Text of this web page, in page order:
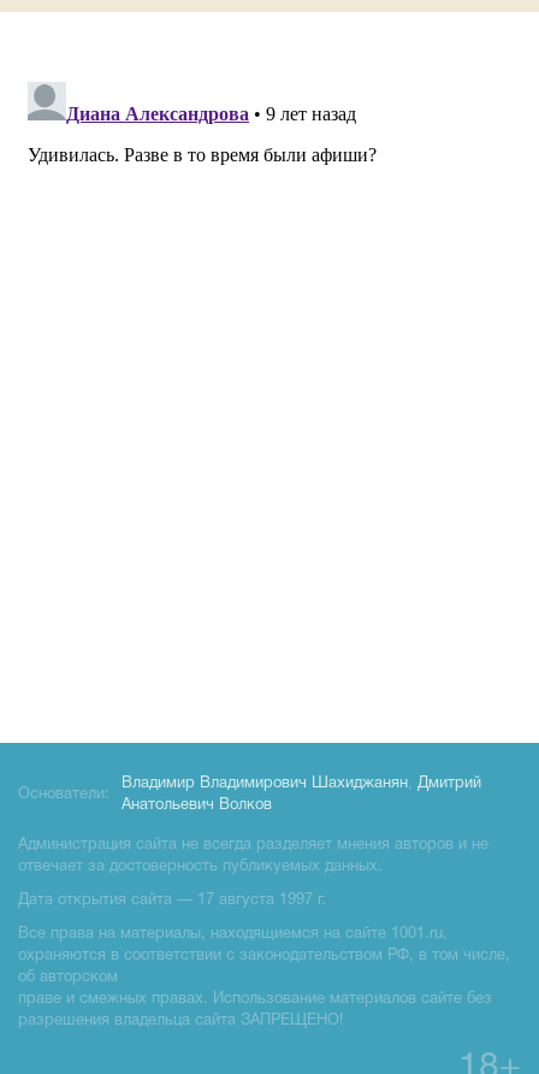
Основатели:
Владимир Владимирович Шахиджанян, Дмитрий
Анатольевич Волков
Администрация сайта не всегда разделяет мнения авторов и не
отвечает за достоверность публикуемых данных.
Дата открытия сайта — 17 августа 1997 г.
Все права на материалы, находящиемся на сайте 1001.ru,
охраняются в соответствии с законодательством РФ, в том числе,
об авторском
праве и смежных правах. Использование материалов сайте без
разрешения владельца сайта ЗАПРЕЩЕНО!